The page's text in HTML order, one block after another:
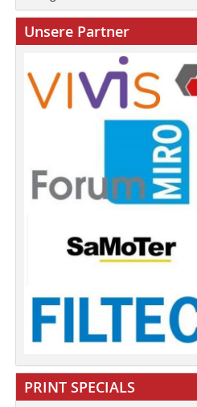
Unsere Partner
PRINT SPECIALS